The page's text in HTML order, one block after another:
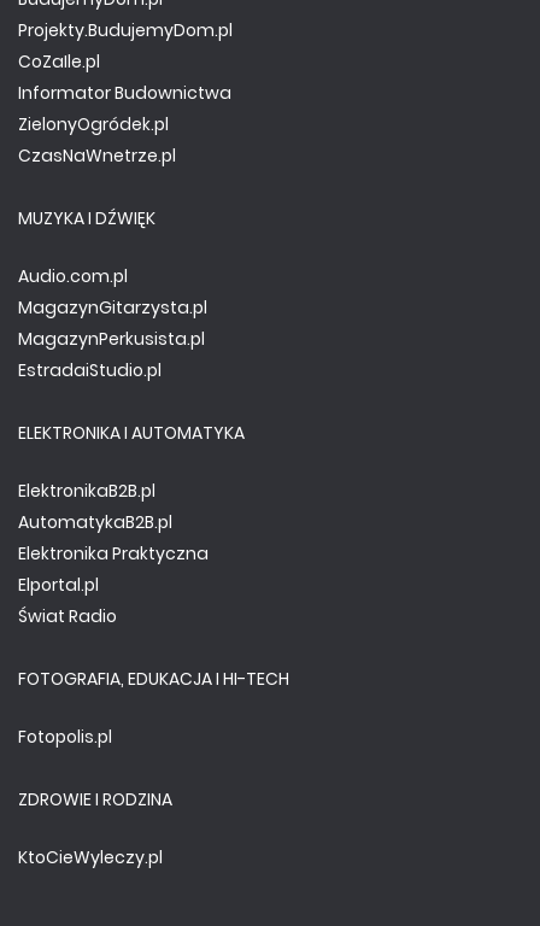
Projekty.BudujemyDom.pl
CoZaIle.pl
Informator Budownictwa
ZielonyOgródek.pl
CzasNaWnetrze.pl
MUZYKA I DŹWIĘK
Audio.com.pl
MagazynGitarzysta.pl
MagazynPerkusista.pl
EstradaiStudio.pl
ELEKTRONIKA I AUTOMATYKA
ElektronikaB2B.pl
AutomatykaB2B.pl
Elektronika Praktyczna
Elportal.pl
Świat Radio
FOTOGRAFIA, EDUKACJA I HI-TECH
Fotopolis.pl
ZDROWIE I RODZINA
KtoCieWyleczy.pl